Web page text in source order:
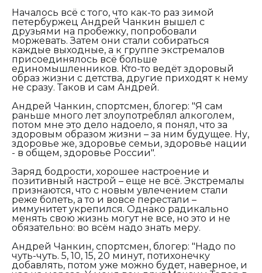
Началось всё с того, что как-то раз зимой
петербуржец Андрей Чанкин вышел с
друзьями на пробежку, попробовали
моржевать. Затем они стали собираться
каждые выходные, а к группе экстремалов
присоединялось всё больше
единомышленников. Кто-то ведёт здоровый
образ жизни с детства, другие приходят к нему
не сразу. Таков и сам Андрей.
Андрей Чанкин, спортсмен, блогер: "Я сам
раньше много лет злоупотреблял алкоголем,
потом мне это дело надоело, я понял, что за
здоровым образом жизни – за ним будущее. Ну,
здоровье же, здоровье семьи, здоровье нации
- в общем, здоровье России".
Заряд бодрости, хорошее настроение и
позитивный настрой – еще не всё. Экстремалы
признаются, что с новым увлечением стали
реже болеть, а то и вовсе перестали –
иммунитет укрепился. Однако радикально
менять свою жизнь могут не все, но это и не
обязательно: во всём надо знать меру.
Андрей Чанкин, спортсмен, блогер: "Надо по
чуть-чуть. 5, 10, 15, 20 минут, потихонечку
добавлять, потом уже можно будет, наверное, и